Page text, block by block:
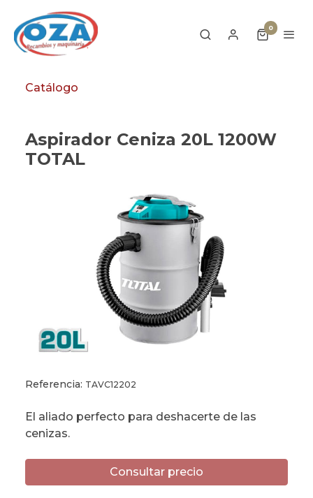
0
Catálogo
Aspirador Ceniza 20L 1200W
TOTAL
Referencia: TAVC12202
El aliado perfecto para deshacerte de las
cenizas.
Consultar precio